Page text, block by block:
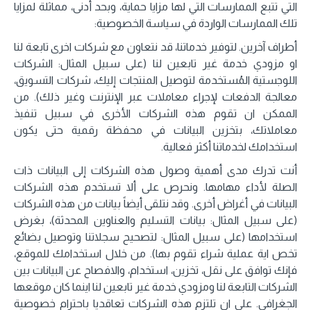
التي تتبع الممارسات التي لها مزايا حماية، وبحد أدنى، مماثلة لمزايا
تلك الممارسات الواردة في سياسة الخصوصية:
أطراف آخرين. لتوفير خدماتنا، قد نتعاون مع شركات اخرى تابعة لنا
او مزودي خدمة غير تابعين لنا (على سبيل المثال: الشركات
اللوجستية المُستخدمة لتوصيل المنتجات إليك، شركات التسويق،
معالجة الدفعات لإجراء معاملات عبر الإنترنت وغير ذلك). من
الممكن ان تقوم هذه الشركات الأخرى في سبيل تنفيذ
معاملاتك، بتخزين البيانات في محفظة رقمية حتى يكون
استخدامك لخدماتنا أكثر فعالية.
أنت تدرك مدى أهمية وصول هذه الشركات إلى البيانات ذات
الصلة لأداء مهامها. ونحرص على ألا تستخدم هذه الشركات
البيانات في أغراض أخرى. وقد نتلقى أيضاً بيانات من هذه الشركات
(على سبيل المثال: بيانات التسليم والعناوين المحدثة)، بغرض
استخدامها (على سبيل المثال: لتصحيح سجلاتنا وتوصيل بضائع
تخص اية عملية شراء تقوم بها). من خلال استخدامك للموقع،
فإنك توافق على نقل، تخزين، استخدام، والافصاح عن البيانات بين
الشركات التابعة لنا ومزودي خدمة غير تابعين لنا اينما كان موقعها
الجغرافي. على ان تلتزم هذه الشركات تعاقديا باحترام خصوصية